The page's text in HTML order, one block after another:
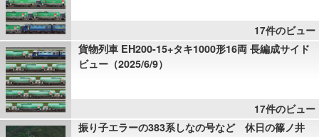
17件のビュー
貨物列車 EH200-15+タキ1000形16両 長編成サイド
ビュー（2025/6/9）
17件のビュー
振り子エラーの383系しなの号など 休日の篠ノ井